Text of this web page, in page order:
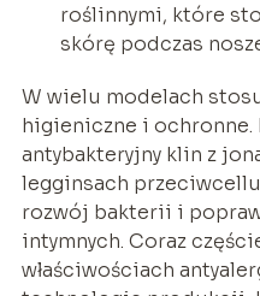
roślinnymi, które
skórę podczas
W wielu modelach
higieniczne i ochronne.
antybakteryjny klin z
legginsach
rozwój bakterii i
intymnych. Coraz
właściwościach